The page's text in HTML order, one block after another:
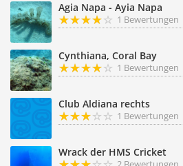
Agia Napa - Ayia Napa
1 Bewertungen
Cynthiana, Coral Bay
1 Bewertungen
Club Aldiana rechts
1 Bewertungen
Wrack der HMS Cricket